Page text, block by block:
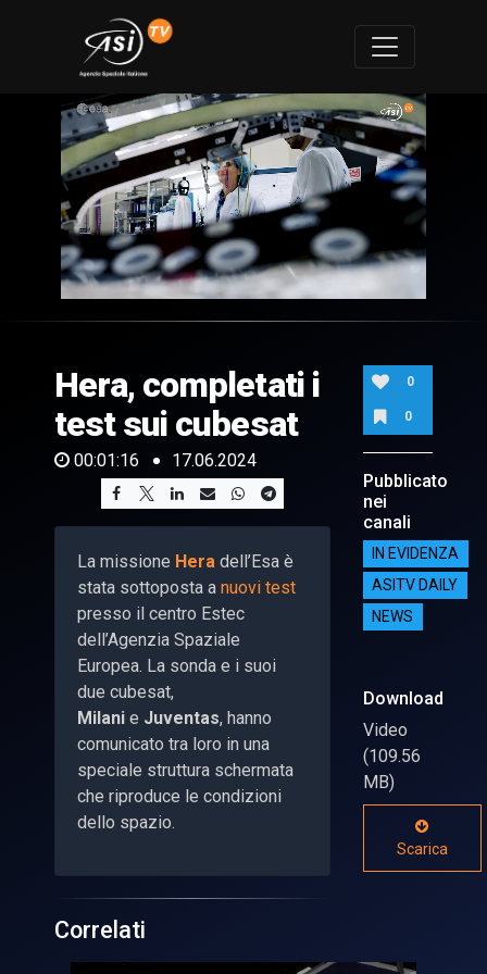
of
16
seconds
Hera, completati i
test sui cubesat
00:01:16 17.06.2024
La missione Hera dell’Esa è
stata sottoposta a nuovi test
presso il centro Estec
dell’Agenzia Spaziale
Europea. La sonda e i suoi
due cubesat,
Milani e Juventas, hanno
comunicato tra loro in una
speciale struttura schermata
che riproduce le condizioni
dello spazio.
0
0
Pubblicato
nei
canali
IN EVIDENZA
ASITV DAILY
NEWS
Download
Video
(109.56
MB)
Scarica
Correlati